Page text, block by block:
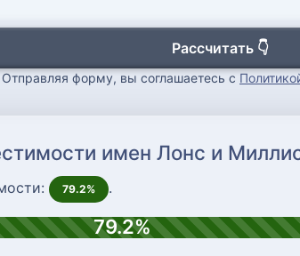
Рассчитать 👇
Отправляя форму, вы соглашаетесь с
имен Лонс и
79.2% .
79.2%